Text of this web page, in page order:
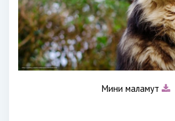
Мини маламут